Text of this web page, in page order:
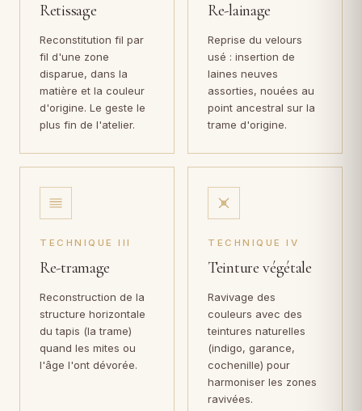
Retissage
Reconstitution fil par
fil d'une zone
disparue, dans la
matière et la couleur
d'origine. Le geste le
plus fin de l'atelier.
Re-lainage
Reprise du velours
usé : insertion de
laines neuves
assorties, nouées au
point ancestral sur la
trame d'origine.
TECHNIQUE III
Re-tramage
Reconstruction de la
structure horizontale
du tapis (la trame)
quand les mites ou
l'âge l'ont dévorée.
TECHNIQUE IV
Teinture végétale
Ravivage des
couleurs avec des
teintures naturelles
(indigo, garance,
cochenille) pour
harmoniser les zones
ravivées.